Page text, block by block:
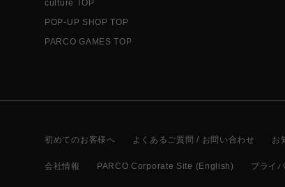
culture TOP
POP-UP SHOP TOP
PARCO GAMES TOP
初めてのお客様へ よくあるご質問 / お問い合わせ お
会社情報 PARCO Corporate Site (English) プライ